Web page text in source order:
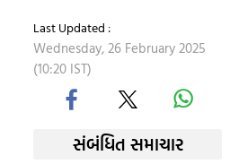
Last Updated :
Wednesday, 26 February 2025
(10:20 IST)
સંબંધિત સમાચાર